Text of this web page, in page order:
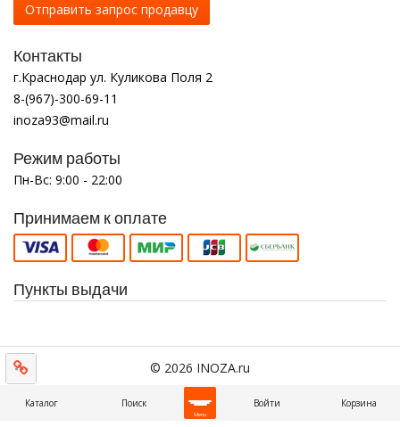
Отправить запрос продавцу
Контакты
г.Краснодар ул. Куликова Поля 2
8-(967)-300-69-11
inoza93@mail.ru
Режим работы
Пн-Вс: 9:00 - 22:00
Принимаем к оплате
Пункты выдачи
© 2026 INOZA.ru